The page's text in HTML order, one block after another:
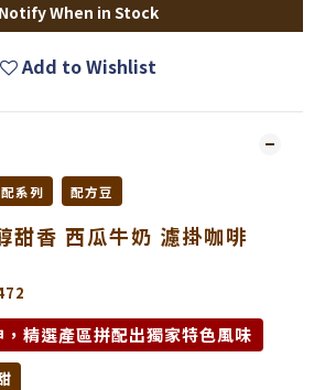
Notify When in Stock
Add to Wishlist
系列 配方豆
甜香 西瓜牛奶 濾掛咖啡
精選產區拼配出獨家特色風味